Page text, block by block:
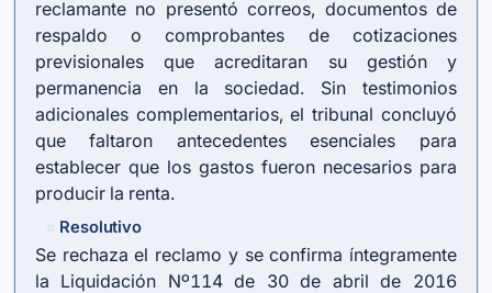
reclamante no presentó correos, documentos de
respaldo o comprobantes de cotizaciones
previsionales que acreditaran su gestión y
permanencia en la sociedad. Sin testimonios
adicionales complementarios, el tribunal concluyó
que faltaron antecedentes esenciales para
establecer que los gastos fueron necesarios para
producir la renta.
Resolutivo
Se rechaza el reclamo y se confirma íntegramente
la Liquidación Nº114 de 30 de abril de 2016